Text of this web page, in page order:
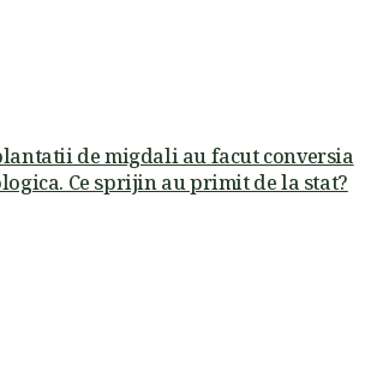
de migdali au facut conversia
Ce sprijin au primit de la stat?